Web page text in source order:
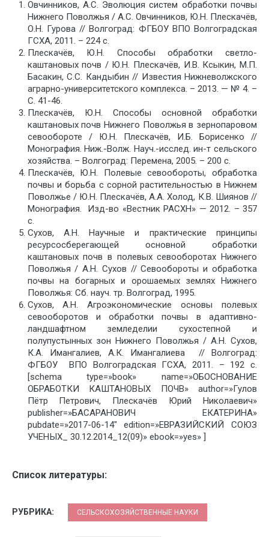
Овчинников, А.С. Эволюция систем обработки почвы
Нижнего Поволжья / А.С. Овчинников, Ю.Н. Плескачёв,
О.Н. Гурова // Волгоград: ФГБОУ ВПО Волгоградская
ГСХА, 2011. – 224 с.
Плескачёв, Ю.Н. Способы обработки светло-
каштановых почв / Ю.Н. Плескачёв, И.В. Ксыкин, М.П.
Басакин, С.С. Кандыбин // Известия Нижневолжского
аграрно-университетского комплекса. – 2013. — № 4. –
С. 41-46.
Плескачёв, Ю.Н. Способы основной обработки
каштановых почв Нижнего Поволжья в зернопаровом
севообороте / Ю.Н. Плескачёв, И.Б. Борисенко //
Монография. Ниж.-Волж. Науч.-исслед. ин-т сельского
хозяйства. – Волгоград: Перемена, 2005. – 200 с.
Плескачёв, Ю.Н. Полевые севообороты, обработка
почвы и борьба с сорной растительностью в Нижнем
Поволжье / Ю.Н. Плескачёв, А.А. Холод, К.В. Шиянов //
Монография. Изд-во «Вестник РАСХН» — 2012. – 357
с.
Сухов, А.Н. Научные и практические принципы
ресурсосберегающей основной обработки
каштановых почв в полевых севооборотах Нижнего
Поволжья / А.Н. Сухов // Севообороты и обработка
почвы на богарных и орошаемых землях Нижнего
Поволжья: Сб. науч. тр. Волгоград, 1995.
Сухов, А.Н. Агроэкономические основы полевых
севооборотов и обработки почвы в адаптивно-
ландшафтном земледелии сухостепной и
полупустынных зон Нижнего Поволжья / А.Н. Сухов,
К.А. Имангалиев, А.К. Имангалиева // Волгоград:
ФГБОУ ВПО Волгоградская ГСХА, 2011. – 192 с.
[schema type=»book» name=»ОБОСНОВАНИЕ
ОБРАБОТКИ КАШТАНОВЫХ ПОЧВ» author=»Гулов
Пётр Петрович, Плескачёв Юрий Николаевич»
publisher=»БАСАРАНОВИЧ ЕКАТЕРИНА»
pubdate=»2017-06-14″ edition=»ЕВРАЗИЙСКИЙ СОЮЗ
УЧЕНЫХ_ 30.12.2014_12(09)» ebook=»yes» ]
Список литературы:
РУБРИКА: СЕЛЬСКОХОЗЯЙСТВЕННЫЕ НАУКИ